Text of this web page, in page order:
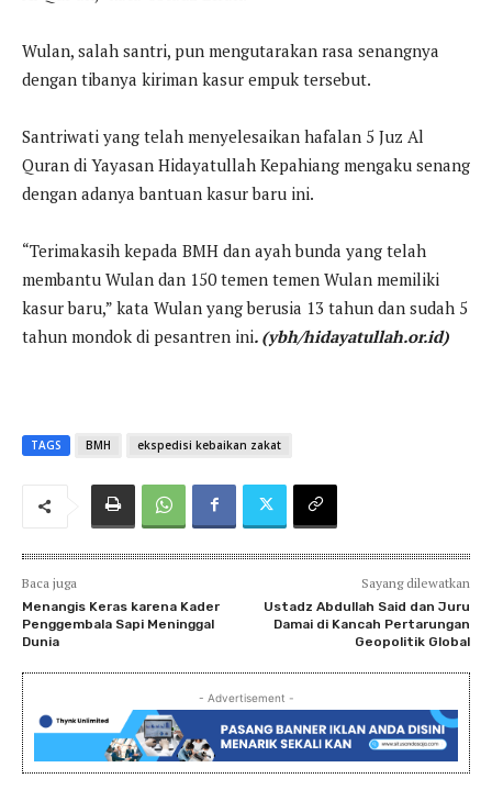
Wulan, salah santri, pun mengutarakan rasa senangnya
dengan tibanya kiriman kasur empuk tersebut.
Santriwati yang telah menyelesaikan hafalan 5 Juz Al
Quran di Yayasan Hidayatullah Kepahiang mengaku senang
dengan adanya bantuan kasur baru ini.
“Terimakasih kepada BMH dan ayah bunda yang telah
membantu Wulan dan 150 temen temen Wulan memiliki
kasur baru,” kata Wulan yang berusia 13 tahun dan sudah 5
tahun mondok di pesantren ini. (ybh/hidayatullah.or.id)
TAGS BMH ekspedisi kebaikan zakat
Baca juga
Menangis Keras karena Kader
Penggembala Sapi Meninggal
Dunia
Sayang dilewatkan
Ustadz Abdullah Said dan Juru
Damai di Kancah Pertarungan
Geopolitik Global
- Advertisement -